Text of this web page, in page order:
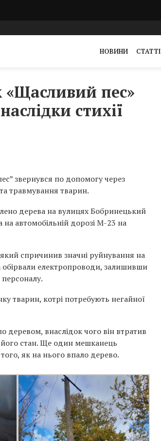
НОВИНИ СТАТТІ
«Щасливий пес»
стихії
звернувся по допомогу через
травмування тварин.
дерева на вулицях Бобринецький
автомобільній дорозі М-23 на
спричинив значні руйнування на
обірвали електропроводи, залишивши
тварин, котрі потребують негайної
внаслідок чого він втратив
його стан. Ще один мешканець
як на нього впало дерево.